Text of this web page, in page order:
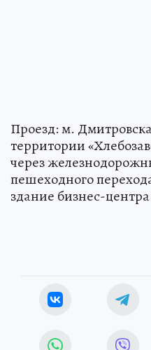
Проезд: м.
территории
через
пешеходного
здание бизнес-